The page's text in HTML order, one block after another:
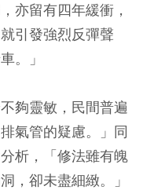
亦留有四年緩衝，
引發強烈反彈聲
。」
夠靈敏，民間普遍
氣管的疑慮。」同
析，「修法雖有魄
，卻未盡細緻。」